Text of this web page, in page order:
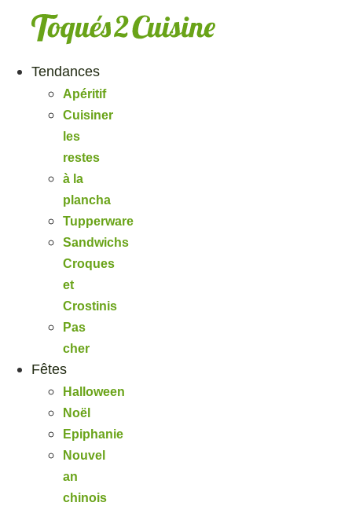
Tendances
Apéritif
Cuisiner
les
restes
à la
plancha
Tupperware
Sandwichs
Croques
et
Crostinis
Pas
cher
Fêtes
Halloween
Noël
Epiphanie
Nouvel
an
chinois